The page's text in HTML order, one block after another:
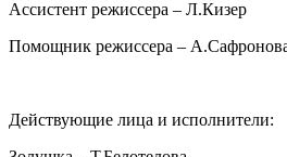
Ассистент режиссера – Л.Кизер
Помощник режиссера –
Действующие лица и исполнители: